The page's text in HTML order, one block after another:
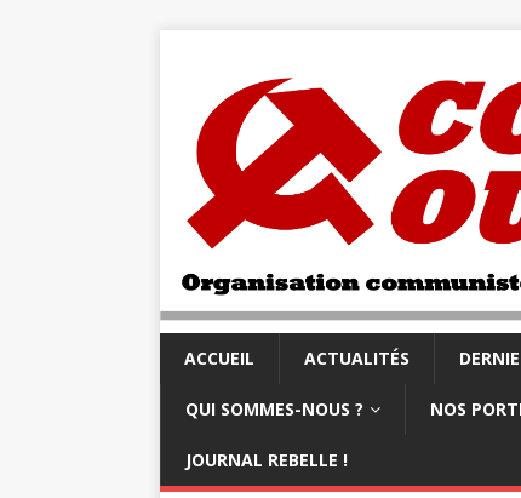
ACCUEIL ACTUALITÉS
QUI SOMMES-NOUS ? NOS
JOURNAL REBELLE !